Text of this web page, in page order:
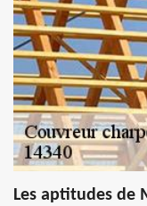
Les aptitudes de